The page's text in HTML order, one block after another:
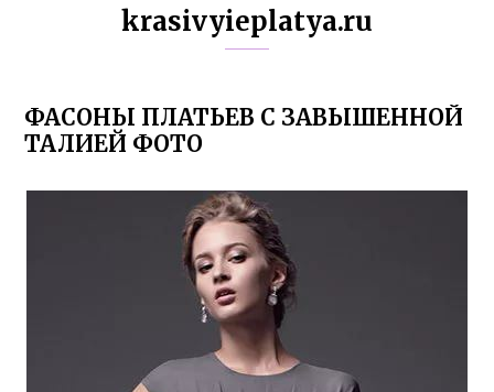
krasivyieplatya.ru
ФАСОНЫ ПЛАТЬЕВ С ЗАВЫШЕННОЙ
ТАЛИЕЙ ФОТО